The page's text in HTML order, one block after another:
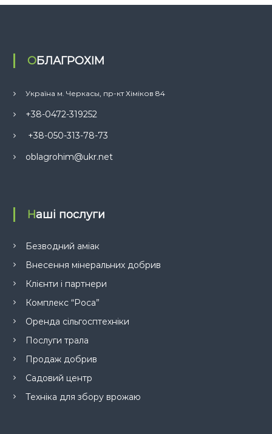
ОБЛАГРОХІМ
Україна м. Черкасы, пр-кт Хіміков 84
+38-0472-319252
+38-050-313-78-73
oblagrohim@ukr.net
Наші послуги
Безводний аміак
Внесення мінеральних добрив
Клієнти і партнери
Комплекс “Роса”
Оренда сільгосптехніки
Послуги трала
Продаж добрив
Садовий центр
Техніка для збору врожаю